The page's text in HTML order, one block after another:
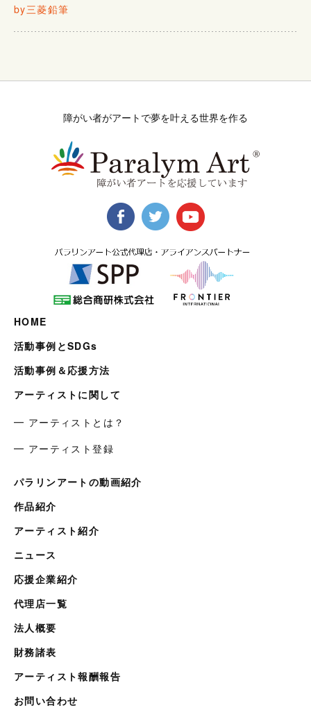
by三菱鉛筆
障がい者がアートで夢を叶える世界を作る
HOME
活動事例とSDGs
活動事例＆応援方法
アーティストに関して
━ アーティストとは？
━ アーティスト登録
パラリンアートの動画紹介
作品紹介
アーティスト紹介
ニュース
応援企業紹介
代理店一覧
法人概要
財務諸表
アーティスト報酬報告
お問い合わせ